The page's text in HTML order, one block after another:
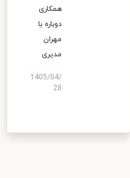
همکاری
دوباره با
مهران
مدیری
1405/04/
28